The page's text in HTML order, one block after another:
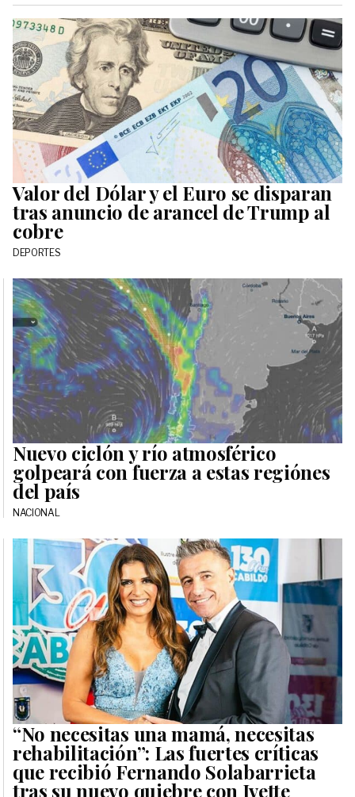
Valor del Dólar y el Euro se disparan
tras anuncio de arancel de Trump al
cobre
DEPORTES
Nuevo ciclón y río atmosférico
golpeará con fuerza a estas regiónes
del país
NACIONAL
“No necesitas una mamá, necesitas
rehabilitación”: Las fuertes críticas
que recibió Fernando Solabarrieta
tras su nuevo quiebre con Ivette